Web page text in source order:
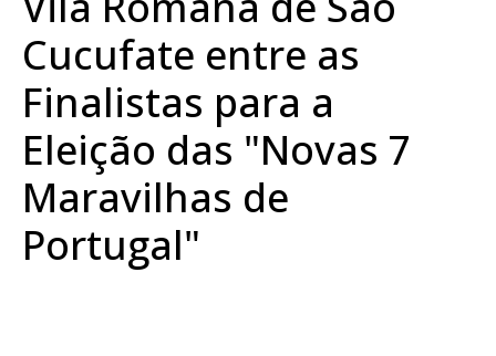
Cucufate entre as
Finalistas para a
Eleição das "Novas 7
Maravilhas de
Portugal"